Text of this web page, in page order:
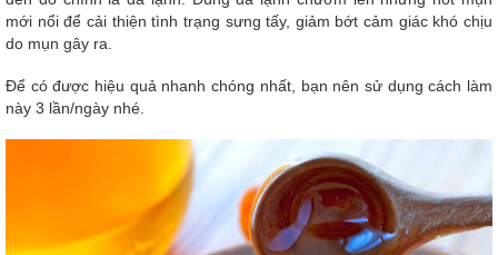
mới nổi để cải thiện tình trạng sưng tấy, giảm bớt cảm giác khó chịu
do mụn gây ra.
Để có được hiệu quả nhanh chóng nhất, bạn nên sử dụng cách làm
này 3 lần/ngày nhé.